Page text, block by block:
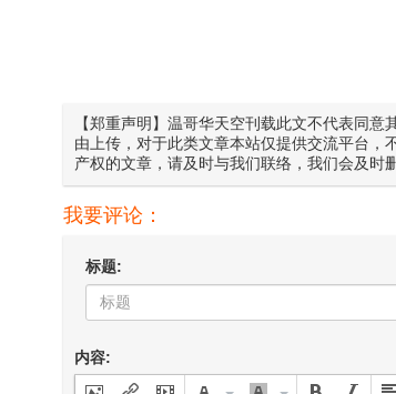
【郑重声明】温哥华天空刊载此文不代表同
由上传，对于此类文章本站仅提供交流平台，
产权的文章，请及时与我们联络，我们会及时
我要评论：
标题:
内容: